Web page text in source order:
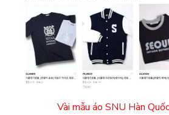
Vài mẫu áo SNU Hàn